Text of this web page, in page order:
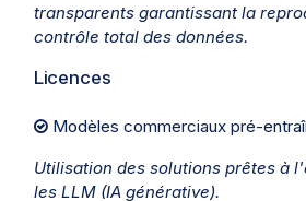
transparents garantissant la
contrôle total des données.
Licences
Modèles commerciaux pré-
Utilisation des solutions prêtes à
les LLM (IA générative).